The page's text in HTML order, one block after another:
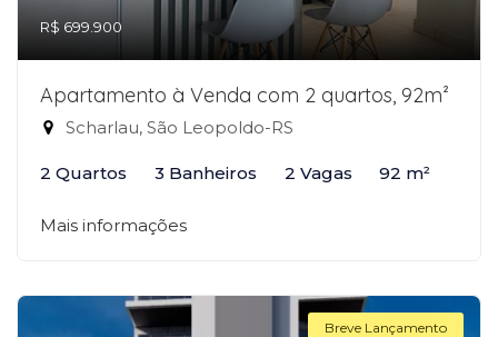
R$ 699.900
Apartamento à Venda com 2 quartos, 92m²
Scharlau, São Leopoldo-RS
2 Quartos 3 Banheiros 2 Vagas 92 m²
Mais informações
Breve Lançamento